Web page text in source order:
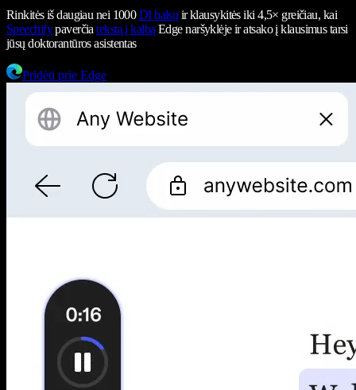
Rinkitės iš daugiau nei 1000DI balsų ir klausykitės iki 4,5× greičiau, kai
Speechifypaverčiatekstą į kalbą Edge naršyklėje ir atsako į klausimus tarsi
jūsų doktorantūros asistentas
Pridėti prie Edge